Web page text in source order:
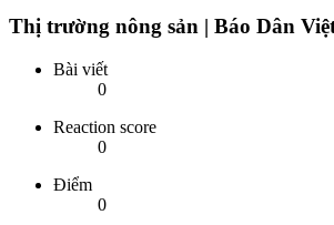
Thị trường nông sản | Báo Dân
Bài viết
0
Reaction score
0
Điểm
0